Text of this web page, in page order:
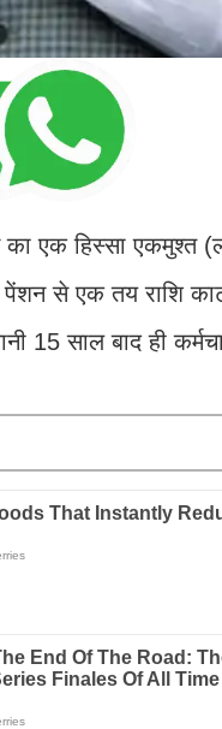
का एक हिस्सा एकमुश्त
से एक तय राशि
15 साल बाद ही